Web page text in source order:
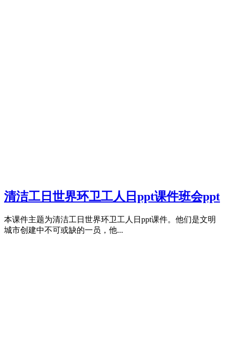
清洁工日世界环卫工人日ppt课件班会ppt
本课件主题为清洁工日世界环卫工人日ppt课件。他们是文明
城市创建中不可或缺的一员，他...